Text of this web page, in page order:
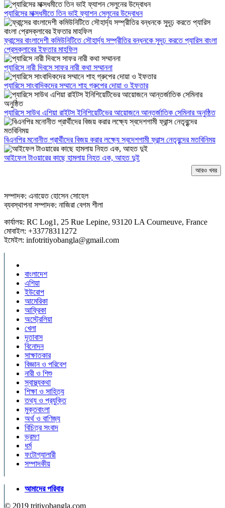
প্যারিসের মাক্সধমীতে তিন ভাই ফ্যাশন সেলুনের উদ্বোধন
ফ্রান্সের বাংলাদেশী কমিউনিটিতে সৌহার্দ্য সম্প্রীতির বন্ধনকে সুদূঢ় করতে প্যারিস বাংলা
প্রেসক্লাবের ইফতার মাহফিল
প্যারিসে নারী দিবসে সাফর নারী কথা সম্মাননা
প্যারিসে সাংবাদিকদের সম্মানে শাহ গ্রুপের দোয়া ও ইফতার
প্যারিসে সাউথ এশিয়া রাইটস ইনিশিয়েটিভের আয়োজনে আন্তর্জাতিক সেমিনার অনুষ্ঠিত
বিএনপির মনোনীত প্রার্থীদের বিজয় করার লক্ষ্যে স্বদেশগামী ফ্রান্স নেতৃবৃন্দের মতবিনিময়
আইফেল টাওয়ারের কাছে হামলায় নিহত এক, আহত দুই
আরও খবর
সম্পাদক: এনায়েত হোসেন সোহেল
ব্যবস্থাপনা সম্পাদক: নাজিরা বেগম শীলা
কার্যালয়: RC Log1, 25 Rue Lepine, 93120 LA Courneuve, France
মোবাইল: +33778311272
ইমেইল: infotritiyobangla@gmail.com
বাংলাদেশ
এশিয়া
ইউরোপ
আমেরিকা
আফ্রিকা
অস্ট্রেলিয়া
খেলা
দূতাবাস
বিনোদন
সাক্ষাতকার
বিজ্ঞান ও পরিবেশ
নারী ও শিশু
স্বাস্থ্যকথা
শিক্ষা ও সাহিত্য
তথ্য ও প্রযুক্তি
মুক্তবাংলা
অর্থ ও বাণিজ্য
বিচিত্র সংবাদ
ভ্রমণ
ধর্ম
ফটোগ্যালারী
সম্পাদকীয়
আমাদের পরিবার
© 2019 tritiyobangla.com